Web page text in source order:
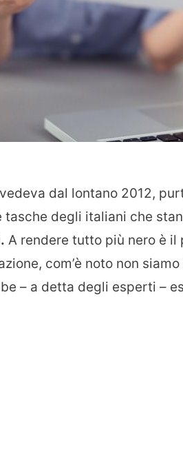
dal lontano 2012,
degli italiani che
A rendere tutto più nero è il
com’è noto non
– a detta degli esperti –